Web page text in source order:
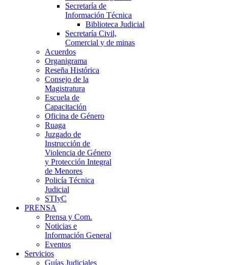
Secretaría de
Información Técnica
Biblioteca Judicial
Secretaría Civil,
Comercial y de minas
Acuerdos
Organigrama
Reseña Histórica
Consejo de la
Magistratura
Escuela de
Capacitación
Oficina de Género
Ruaga
Juzgado de
Instrucción de
Violencia de Género
y Protección Integral
de Menores
Policía Técnica
Judicial
STIyC
PRENSA
Prensa y Com.
Noticias e
Información General
Eventos
Servicios
Guías Judiciales